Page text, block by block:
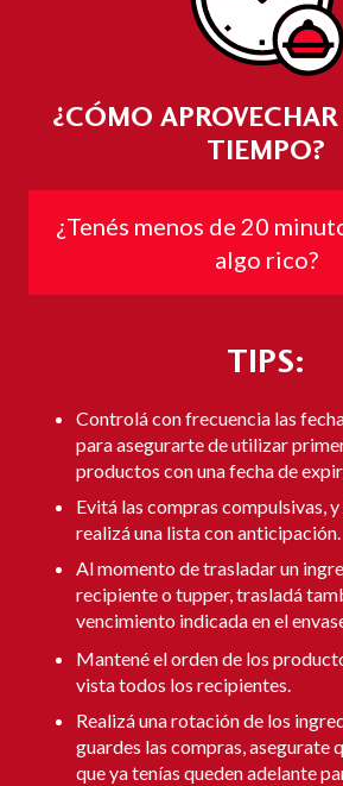
¿CÓMO
TIEMPO?
¿Tenés menos de 20
algo rico?
TIPS:
Controlá con frecuencia las
para asegurarte de utilizar
productos con una fecha de
Evitá las compras compulsivas,
realizá una lista con anticipación.
Al momento de trasladar un
recipiente o tupper, trasladá
vencimiento indicada en el
Mantené el orden de los
vista todos los recipientes.
Realizá una rotación de los
guardes las compras, asegurate
que ya tenías queden adelante